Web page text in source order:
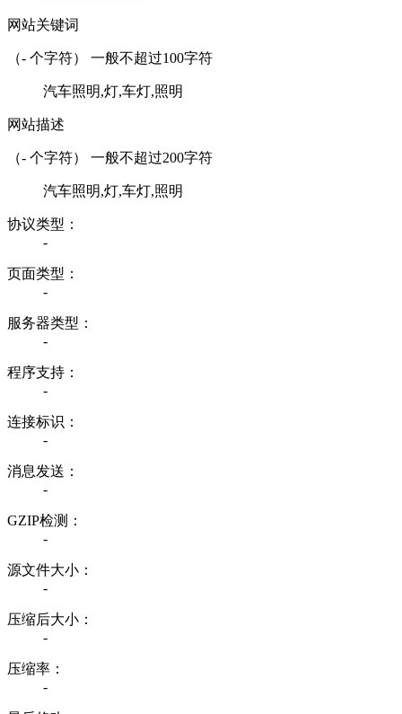
网站关键词
（- 个字符） 一般不超过100字符
汽车照明,灯,车灯,照明
网站描述
（- 个字符） 一般不超过200字符
汽车照明,灯,车灯,照明
协议类型：
-
页面类型：
-
服务器类型：
-
程序支持：
-
连接标识：
-
消息发送：
-
GZIP检测：
-
源文件大小：
-
压缩后大小：
-
压缩率：
-